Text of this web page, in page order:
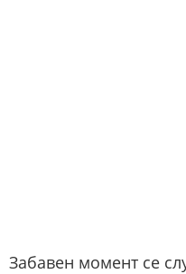
Забавен момент се